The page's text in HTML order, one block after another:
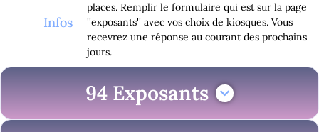
Infos
places. Remplir le formulaire qui est sur la page
''exposants'' avec vos choix de kiosques. Vous
recevrez une réponse au courant des prochains
jours.
94 Exposants